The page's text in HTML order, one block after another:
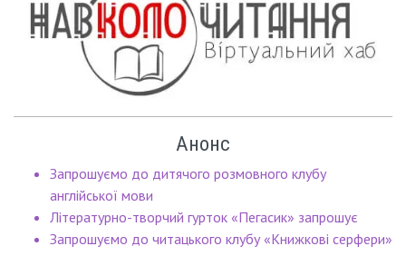
Анонс
Запрошуємо до дитячого розмовного клубу
англійської мови
Літературно-творчий гурток «Пегасик» запрошує
Запрошуємо до читацького клубу «Книжкові серфери»